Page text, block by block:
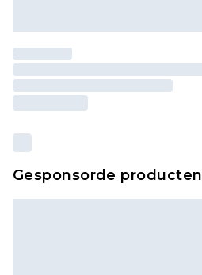
Gesponsorde producten